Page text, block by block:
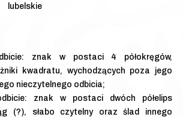
lubelskie
znak w postaci 4 półokręgów,
kwadratu, wychodzących poza jego
nieczytelnego odbicia;
znak w postaci dwóch półelips
(?), słabo czytelny oraz ślad innego